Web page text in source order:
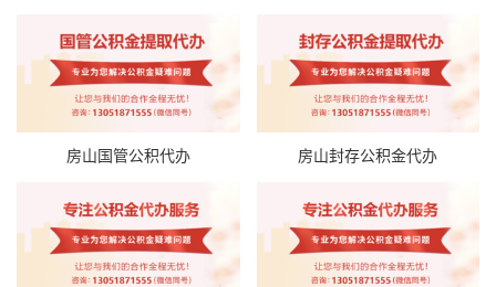
房山国管公积代办 房山封存公积金代办